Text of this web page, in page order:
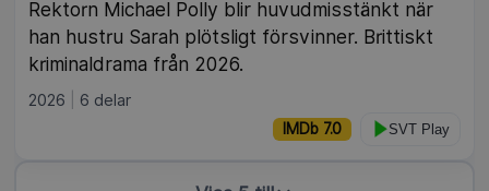
Rektorn Michael Polly blir huvudmisstänkt när
han hustru Sarah plötsligt försvinner. Brittiskt
kriminaldrama från 2026.
2026 6 delar
IMDb 7.0 SVT Play